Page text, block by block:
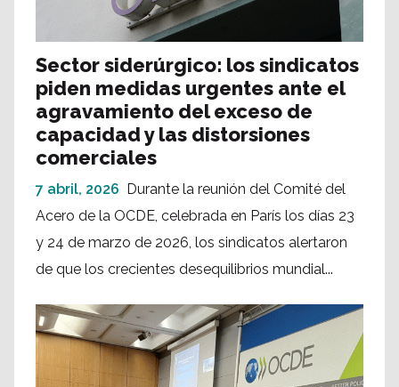
Sector siderúrgico: los sindicatos
piden medidas urgentes ante el
agravamiento del exceso de
capacidad y las distorsiones
comerciales
7 abril, 2026
Durante la reunión del Comité del
Acero de la OCDE, celebrada en París los días 23
y 24 de marzo de 2026, los sindicatos alertaron
de que los crecientes desequilibrios mundial...